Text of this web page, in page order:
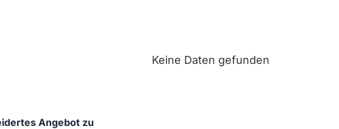
Angebot zu
Keine Daten gefunden